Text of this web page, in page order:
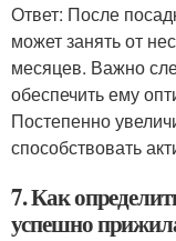
Ответ: После
может занять от
месяцев. Важно
обеспечить ему
Постепенно
способствовать
7. Как
успешно